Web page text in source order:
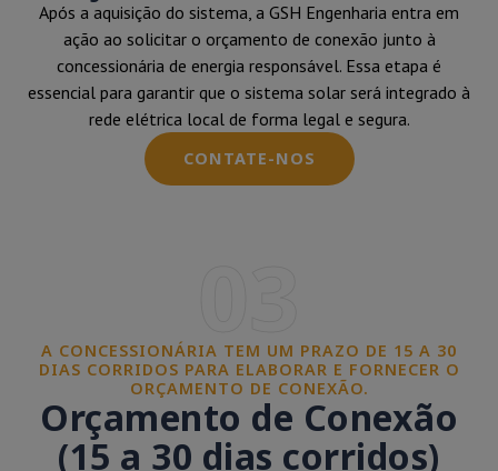
Após a aquisição do sistema, a GSH Engenharia entra em
ação ao solicitar o orçamento de conexão junto à
concessionária de energia responsável. Essa etapa é
essencial para garantir que o sistema solar será integrado à
rede elétrica local de forma legal e segura.
CONTATE-NOS
A CONCESSIONÁRIA TEM UM PRAZO DE 15 A 30
DIAS CORRIDOS PARA ELABORAR E FORNECER O
ORÇAMENTO DE CONEXÃO.
Orçamento de Conexão
(15 a 30 dias corridos)